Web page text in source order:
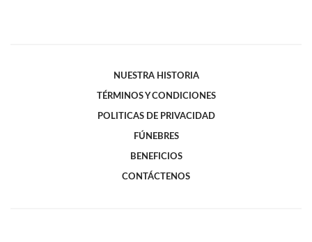
NUESTRA HISTORIA
TÉRMINOS Y CONDICIONES
POLITICAS DE PRIVACIDAD
FÚNEBRES
BENEFICIOS
CONTÁCTENOS